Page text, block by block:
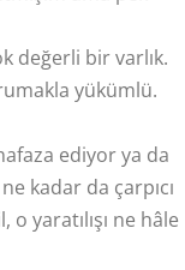
değerli bir varlık.
yükümlü.
ediyor ya da
kadar da çarpıcı
yaratılışı ne hâle